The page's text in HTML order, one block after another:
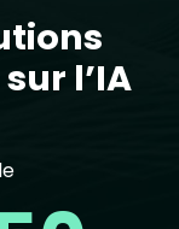
l’IA